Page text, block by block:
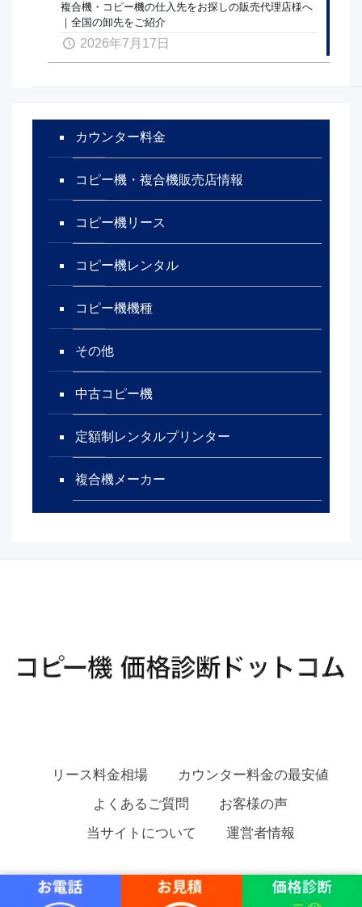
複合機・コピー機の仕入先をお探しの販売代理店様へ
｜全国の卸先をご紹介
2026年7月17日
カウンター料金
コピー機・複合機販売店情報
コピー機リース
コピー機レンタル
コピー機機種
その他
中古コピー機
定額制レンタルプリンター
複合機メーカー
リース料金相場
カウンター料金の最安値
よくあるご質問
お客様の声
当サイトについて
運営者情報